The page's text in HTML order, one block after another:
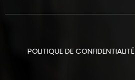
POLITIQUE DE CONFIDENTIALITÉ